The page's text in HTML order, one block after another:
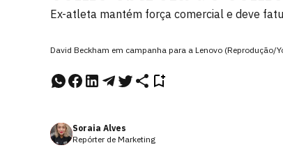
Ex-atleta mantém força comercial e deve
David Beckham em campanha para a Lenovo (Reprodução/
Soraia Alves
Repórter de Marketing